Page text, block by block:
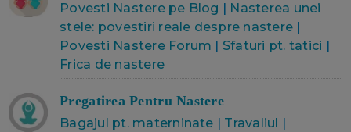
Povesti Nastere pe Blog
Nasterea unei
stele: povestiri reale despre nastere
Povesti Nastere Forum
Sfaturi pt. tatici
Frica de nastere
Pregatirea Pentru Nastere
Bagajul pt. materninate Travaliul